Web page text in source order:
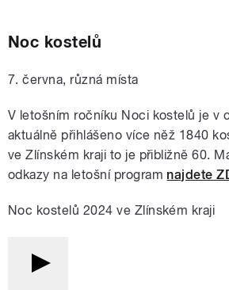
Noc kostelů
7. června, různá místa
V letošním ročníku Noci kostelů je v
aktuálně přihlášeno více něž 1840
ve Zlínském kraji to je přibližně 60.
odkazy na letošní program najdete
Noc kostelů 2024 ve Zlínském kraji